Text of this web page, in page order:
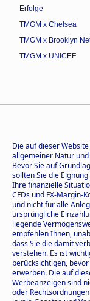
Erfolge
TMGM x Chelsea
TMGM x Brooklyn
TMGM x UNICEF
Die auf dieser
allgemeiner Natur
Bevor Sie auf
sollten Sie die
Ihre finanzielle
CFDs und FX-Margin-
und nicht für alle
ursprüngliche
liegende
empfehlen Ihnen,
dass Sie die damit
verstehen. Es ist
berücksichtigen,
erwerben. Die auf
Werbeanzeigen sind
oder